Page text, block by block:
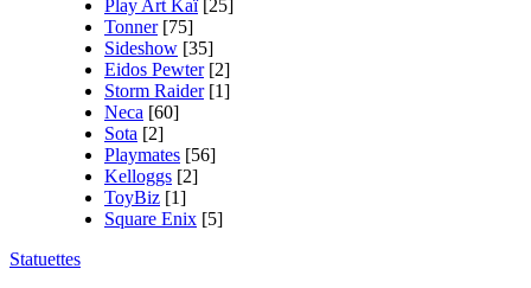
Play Art Kaï [25]
Tonner [75]
Sideshow [35]
Eidos Pewter [2]
Storm Raider [1]
Neca [60]
Sota [2]
Playmates [56]
Kelloggs [2]
ToyBiz [1]
Square Enix [5]
Statuettes